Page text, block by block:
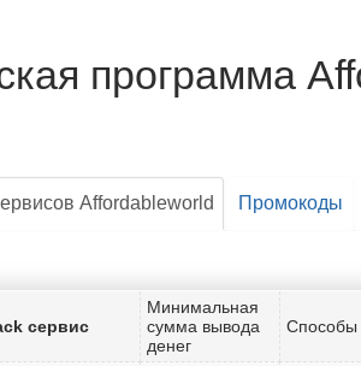
программа
Affordableworld Промокоды
сервис
Минимальная
сумма вывода
денег
Способы